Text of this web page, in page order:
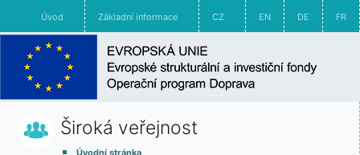
Úvod Základní informace CZ EN DE FR
Široká veřejnost
Úvodní stránka